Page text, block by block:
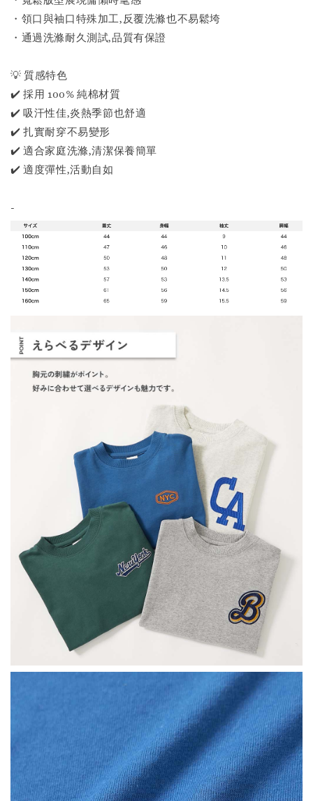
・領口與袖口特殊加工,反覆洗滌也不易鬆垮
・通過洗滌耐久測試,品質有保證
💡 質感特色
✔️ 採用 100% 純棉材質
✔️ 吸汗性佳,炎熱季節也舒適
✔️ 扎實耐穿不易變形
✔️ 適合家庭洗滌,清潔保養簡單
✔️ 適度彈性,活動自如
-